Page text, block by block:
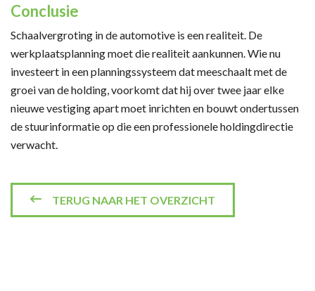
Conclusie
Schaalvergroting in de automotive is een realiteit. De
werkplaatsplanning moet die realiteit aankunnen. Wie nu
investeert in een planningssysteem dat meeschaalt met de
groei van de holding, voorkomt dat hij over twee jaar elke
nieuwe vestiging apart moet inrichten en bouwt ondertussen
de stuurinformatie op die een professionele holdingdirectie
verwacht.
TERUG NAAR HET OVERZICHT